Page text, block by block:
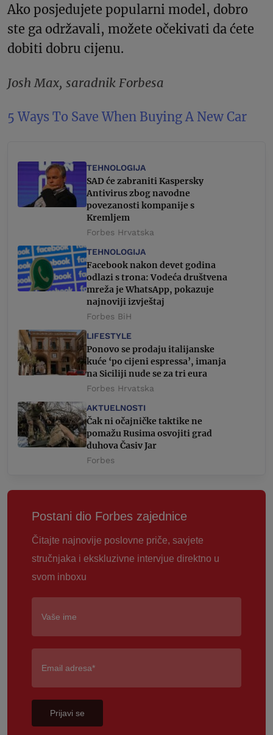
Ako posjedujete popularni model, dobro
ste ga održavali, možete očekivati da ćete
dobiti dobru cijenu.
Josh Max, saradnik Forbesa
5 Ways To Save When Buying A New Car
TEHNOLOGIJA
SAD će zabraniti Kaspersky
Antivirus zbog navodne
povezanosti kompanije s
Kremljem
Forbes Hrvatska
TEHNOLOGIJA
Facebook nakon devet godina
odlazi s trona: Vodeća društvena
mreža je WhatsApp, pokazuje
najnoviji izvještaj
Forbes BiH
LIFESTYLE
Ponovo se prodaju italijanske
kuće ‘po cijeni espressa’, imanja
na Siciliji nude se za tri eura
Forbes Hrvatska
AKTUELNOSTI
Čak ni očajničke taktike ne
pomažu Rusima osvojiti grad
duhova Časiv Jar
Forbes
Postani dio Forbes zajednice
Čitajte najnovije poslovne priče, savjete
stručnjaka i ekskluzivne intervjue direktno u
svom inboxu
Prijavi se